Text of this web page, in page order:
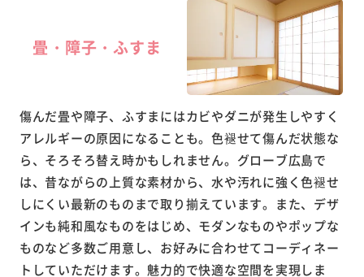
畳・障子・ふすま
傷んだ畳や障子、ふすまにはカビやダニが発生しやすく
アレルギーの原因になることも。色褪せて傷んだ状態な
ら、そろそろ替え時かもしれません。グローブ広島で
は、昔ながらの上質な素材から、水や汚れに強く色褪せ
しにくい最新のものまで取り揃えています。また、デザ
インも純和風なものをはじめ、モダンなものやポップな
ものなど多数ご用意し、お好みに合わせてコーディネー
トしていただけます。魅力的で快適な空間を実現しま